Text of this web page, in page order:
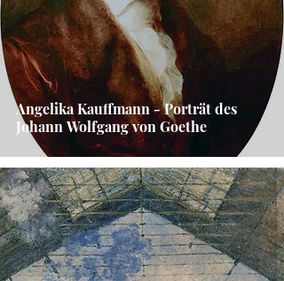
Angelika Kauffmann - Porträt des
Johann Wolfgang von Goethe